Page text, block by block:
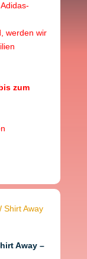
werden wir
zum
Away –